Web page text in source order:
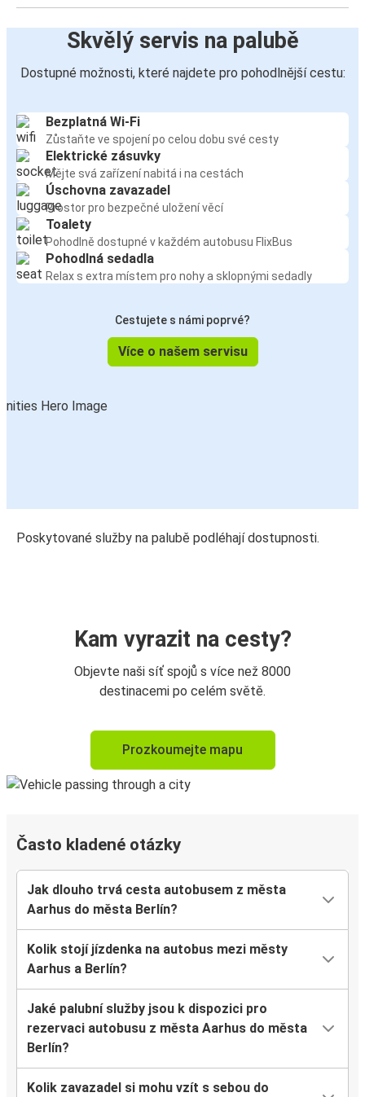
Skvělý servis na palubě
Dostupné možnosti, které najdete pro pohodlnější cestu:
Bezplatná Wi-Fi
Zůstaňte ve spojení po celou dobu své cesty
Elektrické zásuvky
Mějte svá zařízení nabitá i na cestách
Úschovna zavazadel
Prostor pro bezpečné uložení věcí
Toalety
Pohodlně dostupné v každém autobusu FlixBus
Pohodlná sedadla
Relax s extra místem pro nohy a sklopnými sedadly
Cestujete s námi poprvé?
Více o našem servisu
Poskytované služby na palubě podléhají dostupnosti.
Kam vyrazit na cesty?
Objevte naši síť spojů s více než 8000
destinacemi po celém světě.
Prozkoumejte mapu
Často kladené otázky
Jak dlouho trvá cesta autobusem z města
Aarhus do města Berlín?
Kolik stojí jízdenka na autobus mezi městy
Aarhus a Berlín?
Jaké palubní služby jsou k dispozici pro
rezervaci autobusu z města Aarhus do města
Berlín?
Kolik zavazadel si mohu vzít s sebou do